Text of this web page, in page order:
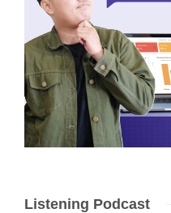
Listening Podcast